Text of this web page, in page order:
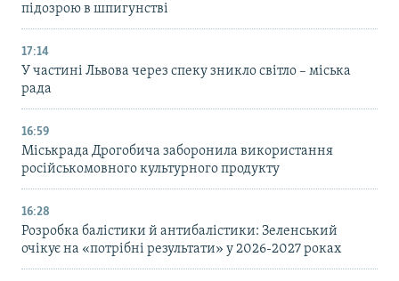
підозрою в шпигунстві
17:14
У частині Львова через спеку зникло світло – міська
рада
16:59
Міськрада Дрогобича заборонила використання
російськомовного культурного продукту
16:28
Розробка балістики й антибалістики: Зеленський
очікує на «потрібні результати» у 2026-2027 роках